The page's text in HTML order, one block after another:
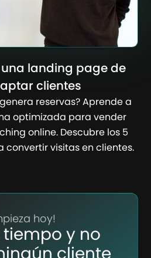
landing page de
clientes
reservas? Aprende a
optimizada para vender
online. Descubre los 5
convertir visitas en clientes.
hoy!
tiempo y no
cliente